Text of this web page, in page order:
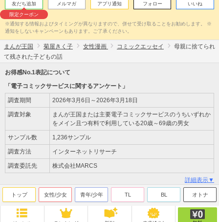
友だち追加
限定クーポン
メルマガ アプリ通知 フォロー いいね
※通知する情報およびタイミングが異なりますので、併せて受け取ることをお勧めします。 ※
通知をしないキャンペーンもあります。ご了承ください。
まんが王国 菊屋きく子 女性漫画 コミックエッセイ
母親に捨てられ
て残された子どもの話
お得感No.1表記について
「電子コミックサービスに関するアンケート」
調査期間 2026年3月6日～2026年3月18日
調査対象
まんが王国または主要電子コミックサービスのうちいずれか
をメイン且つ有料で利用している20歳～69歳の男女
サンプル数 1,236サンプル
調査方法 インターネットリサーチ
調査委託先 株式会社MARCS
詳細表示▼
トップ 女性/少女 青年/少年 TL BL オトナ